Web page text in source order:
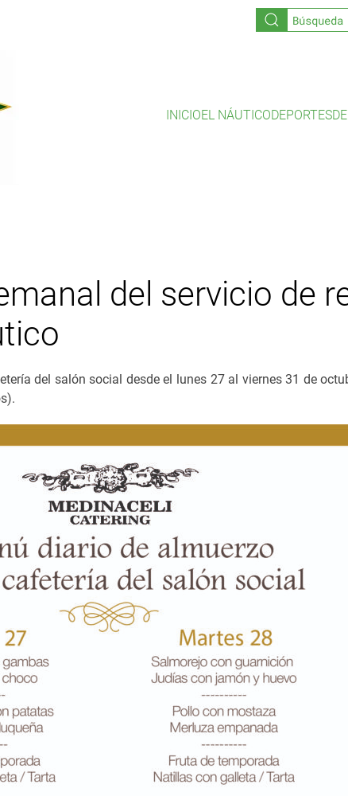
INICIOEL NÁUTICODEPORTES
del servicio de
del salón social desde el lunes 27 al viernes 31 de